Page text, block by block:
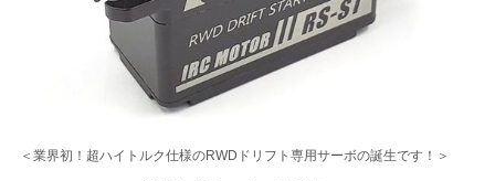
＜業界初！超ハイトルク仕様のRWDドリフト専用サーボの誕生です！＞